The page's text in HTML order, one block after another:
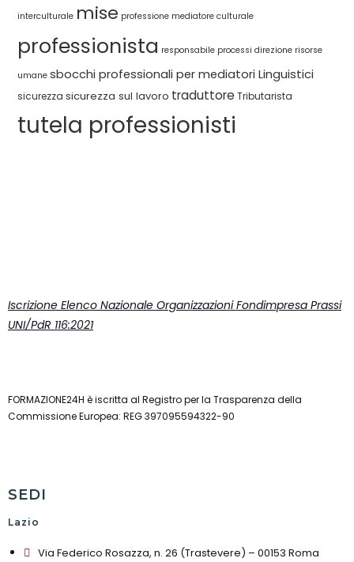
interculturale mise professione mediatore culturale
professionista responsabile processi direzione risorse
umane sbocchi professionali per mediatori Linguistici
sicurezza sicurezza sul lavoro traduttore Tributarista
tutela professionisti
Iscrizione Elenco Nazionale Organizzazioni Fondimpresa Prassi
UNI/PdR 116:2021
FORMAZIONE24H è iscritta al Registro per la Trasparenza della
Commissione Europea: REG 397095594322-90
SEDI
Lazio
Via Federico Rosazza, n. 26 (Trastevere) – 00153 Roma